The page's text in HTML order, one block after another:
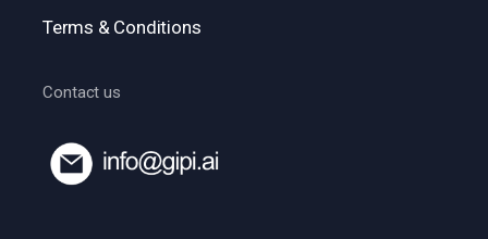
Terms & Conditions
Contact us